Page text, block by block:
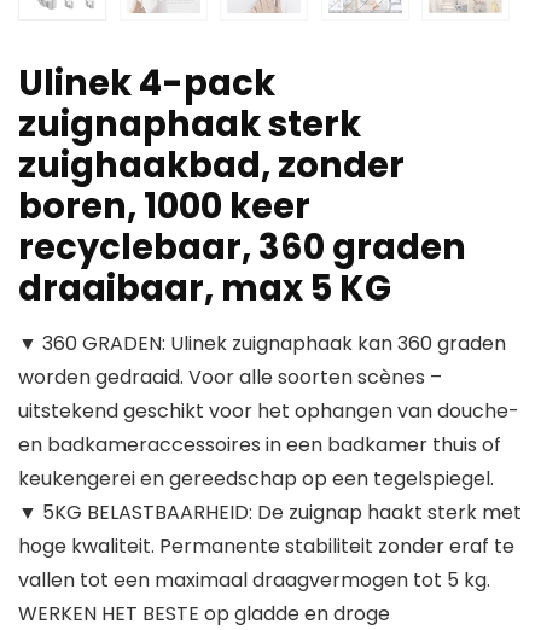
Ulinek 4-pack
zuignaphaak sterk
zuighaakbad, zonder
boren, 1000 keer
recyclebaar, 360 graden
draaibaar, max 5 KG
▼ 360 GRADEN: Ulinek zuignaphaak kan 360 graden
worden gedraaid. Voor alle soorten scènes –
uitstekend geschikt voor het ophangen van douche-
en badkameraccessoires in een badkamer thuis of
keukengerei en gereedschap op een tegelspiegel.
▼ 5KG BELASTBAARHEID: De zuignap haakt sterk met
hoge kwaliteit. Permanente stabiliteit zonder eraf te
vallen tot een maximaal draagvermogen tot 5 kg.
WERKEN HET BESTE op gladde en droge